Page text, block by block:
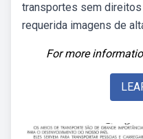
transportes sem direitos
requerida imagens de
For more